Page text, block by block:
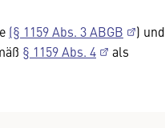
(§ 1159 Abs. 3 ABGB
) und
§ 1159 Abs. 4
als